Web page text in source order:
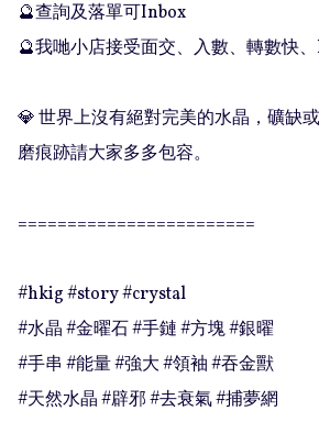
🔮查詢及落單可Inbox
🔮我哋小店接受面交、入數、轉數快
💎 世界上沒有絕對完美的水晶，礦缺
磨痕跡請大家多多包容。
========================
#hkig #story #crystal
#水晶 #金曜石 #手鏈 #方塊 #銀曜
#手串 #能量 #強大 #領袖 #吞金獸
#天然水晶 #辟邪 #去衰氣 #捕夢網